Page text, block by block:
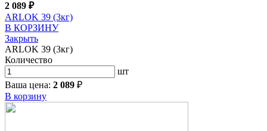
2 089 ₽
ARLOK 39 (3кг)
В КОРЗИНУ
Закрыть
ARLOK 39 (3кг)
Количество
шт
Ваша цена: 2 089 ₽
В корзину